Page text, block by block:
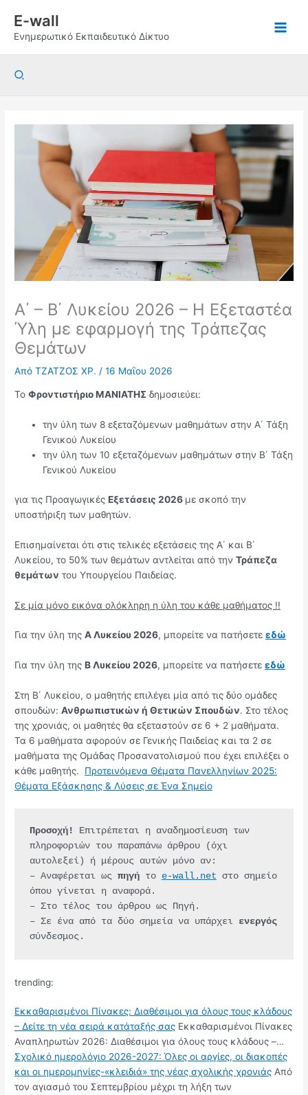
περιεχόμενο
E-wall
Ενημερωτικό Εκπαιδευτικό Δίκτυο
Αναζήτηση
Α΄ – Β΄ Λυκείου 2026 – Η Εξεταστέα
Ύλη με εφαρμογή της Τράπεζας
Θεμάτων
ΑπόΤΖΑΤΖΟΣ ΧΡ. /16 Μαΐου 2026
Το Φροντιστήριο ΜΑΝΙΑΤΗΣ δημοσιεύει:
την ύλη των 8 εξεταζόμενων μαθημάτων στην Α΄ Τάξη
Γενικού Λυκείου
την ύλη των 10 εξεταζόμενων μαθημάτων στην Β΄ Τάξη
Γενικού Λυκείου
για τις ΠροαγωγικέςΕξετάσεις 2026 με σκοπό την
υποστήριξη των μαθητών.
Επισημαίνεται ότι στις τελικές εξετάσεις της Α΄ και Β΄
Λυκείου, το 50% των θεμάτων αντλείται από τηνΤράπεζα
θεμάτων του Υπουργείου Παιδείας.
Σε μία μόνο εικόνα ολόκληρη η ύλη του κάθε μαθήματος !!
Για την ύλη τηςΑ Λυκείου 2026, μπορείτε να πατήσετεεδώ
Για την ύλη τηςΒ Λυκείου 2026, μπορείτε να πατήσετεεδώ
Στη Β΄ Λυκείου, ο μαθητής επιλέγει μία από τις δύο ομάδες
σπουδών:Ανθρωπιστικών ή Θετικών Σπουδών. Στο τέλος
της χρονιάς, οι μαθητές θα εξεταστούν σε 6 + 2 μαθήματα.
Τα 6 μαθήματα αφορούν σε Γενικής Παιδείας και τα 2 σε
μαθήματα της Ομάδας Προσανατολισμού που έχει επιλέξει ο
κάθε μαθητής. Προτεινόμενα Θέματα Πανελληνίων 2025:
Θέματα Εξάσκησης & Λύσεις σε Ένα Σημείο
Προσοχή!
Επιτρέπεται η αναδημοσίευση των
πληροφοριών του παραπάνω άρθρου (όχι
αυτολεξεί) ή μέρους αυτών μόνο αν:
– Αναφέρεται ως πηγή το e-wall.net στο σημείο
όπου γίνεται η αναφορά.
– Στο τέλος του άρθρου ως Πηγή.
– Σε ένα από τα δύο σημεία να υπάρχει
σύνδεσμος.
trending:
Εκκαθαρισμένοι Πίνακες: Διαθέσιμοι για όλους τους κλάδους
– Δείτε τη νέα σειρά κατάταξής σας Εκκαθαρισμένοι Πίνακες
Αναπληρωτών 2026: Διαθέσιμοι για όλους τους κλάδους –…
Σχολικό ημερολόγιο 2026-2027: Όλες οι αργίες, οι διακοπές
και οι ημερομηνίες-«κλειδιά» της νέας σχολικής χρονιάς Από
τον αγιασμό του Σεπτεμβρίου μέχρι τη λήξη των